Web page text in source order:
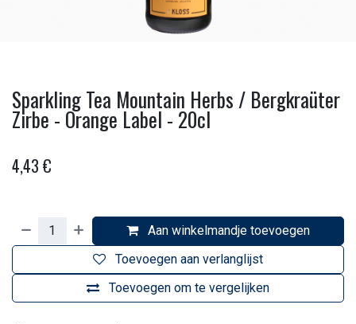
Sparkling Tea Mountain Herbs / Bergkraüter
Zirbe - Orange Label - 20cl
4,43 €
Aan winkelmandje toevoegen
Toevoegen om te vergelijken
Toevoegen aan verlanglijst